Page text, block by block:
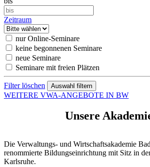
Zeitraum
nur Online-Seminare
keine begonnenen Seminare
neue Seminare
Seminare mit freien Plätzen
Filter löschen
WEITERE VWA-ANGEBOTE IN BW
Unsere
Die Verwaltungs- und Wirtschaftsakademie
renommierte Bildungseinrichtung mit Sitz in
Karlsruhe.